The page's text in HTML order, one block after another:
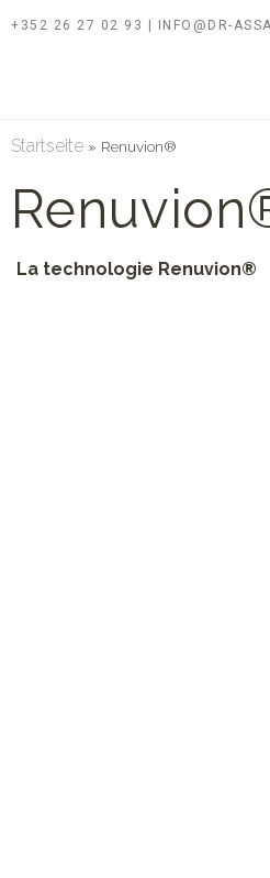
+352 26 27 02 93 | INFO@DR-
Startseite » Renuvion®
La technologie Renuvion®